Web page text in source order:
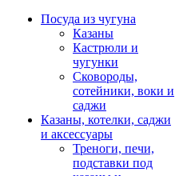
Посуда из чугуна
Казаны
Кастрюли и
чугунки
Сковороды,
сотейники, воки и
саджи
Казаны, котелки, саджи
и аксессуары
Треноги, печи,
подставки под